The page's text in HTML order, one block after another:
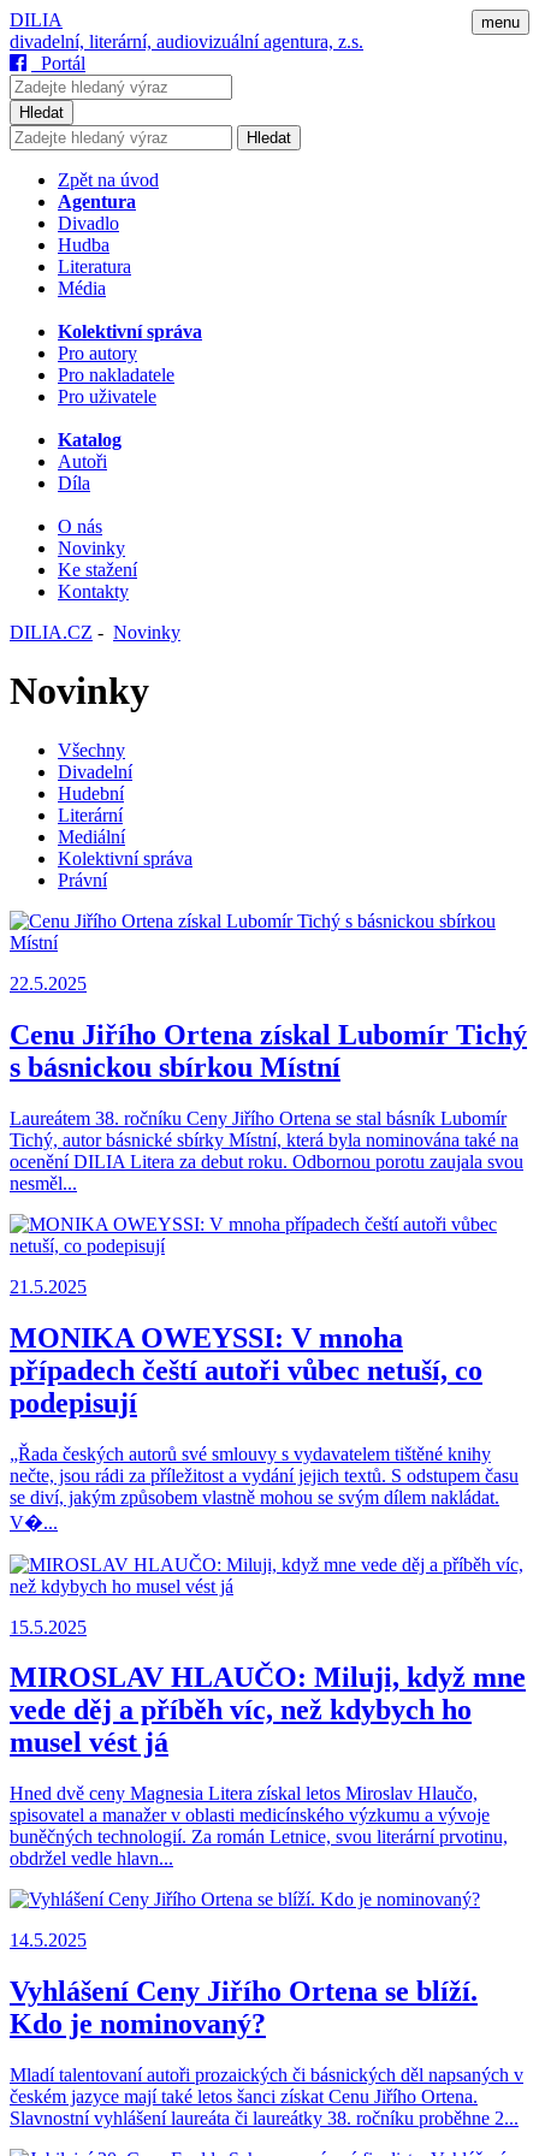
menu
DILIA
divadelní, literární, audiovizuální agentura, z.s.
Portál
Hledat
Hledat
Zpět na úvod
Agentura
Divadlo
Hudba
Literatura
Média
Kolektivní správa
Pro autory
Pro nakladatele
Pro uživatele
Katalog
Autoři
Díla
O nás
Novinky
Ke stažení
Kontakty
DILIA.CZ - Novinky
Novinky
Všechny
Divadelní
Hudební
Literární
Mediální
Kolektivní správa
Právní
22.5.2025
Cenu Jiřího Ortena získal Lubomír Tichý
s básnickou sbírkou Místní
Laureátem 38. ročníku Ceny Jiřího Ortena se stal básník Lubomír
Tichý, autor básnické sbírky Místní, která byla nominována také na
ocenění DILIA Litera za debut roku. Odbornou porotu zaujala svou
nesměl...
21.5.2025
MONIKA OWEYSSI: V mnoha
případech čeští autoři vůbec netuší, co
podepisují
„Řada českých autorů své smlouvy s vydavatelem tištěné knihy
nečte, jsou rádi za příležitost a vydání jejich textů. S odstupem času
se diví, jakým způsobem vlastně mohou se svým dílem nakládat.
V�...
15.5.2025
MIROSLAV HLAUČO: Miluji, když mne
vede děj a příběh víc, než kdybych ho
musel vést já
Hned dvě ceny Magnesia Litera získal letos Miroslav Hlaučo,
spisovatel a manažer v oblasti medicínského výzkumu a vývoje
buněčných technologií. Za román Letnice, svou literární prvotinu,
obdržel vedle hlavn...
14.5.2025
Vyhlášení Ceny Jiřího Ortena se blíží.
Kdo je nominovaný?
Mladí talentovaní autoři prozaických či básnických děl napsaných v
českém jazyce mají také letos šanci získat Cenu Jiřího Ortena.
Slavnostní vyhlášení laureáta či laureátky 38. ročníku proběhne 2...